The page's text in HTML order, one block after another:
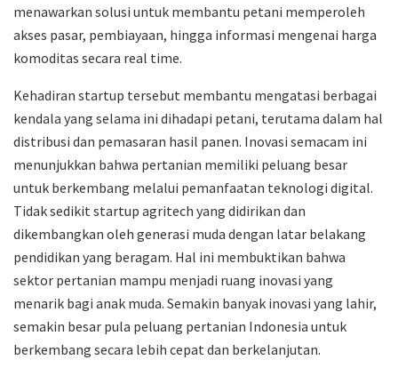
menawarkan solusi untuk membantu petani memperoleh
akses pasar, pembiayaan, hingga informasi mengenai harga
komoditas secara real time.
Kehadiran startup tersebut membantu mengatasi berbagai
kendala yang selama ini dihadapi petani, terutama dalam hal
distribusi dan pemasaran hasil panen. Inovasi semacam ini
menunjukkan bahwa pertanian memiliki peluang besar
untuk berkembang melalui pemanfaatan teknologi digital.
Tidak sedikit startup agritech yang didirikan dan
dikembangkan oleh generasi muda dengan latar belakang
pendidikan yang beragam. Hal ini membuktikan bahwa
sektor pertanian mampu menjadi ruang inovasi yang
menarik bagi anak muda. Semakin banyak inovasi yang lahir,
semakin besar pula peluang pertanian Indonesia untuk
berkembang secara lebih cepat dan berkelanjutan.